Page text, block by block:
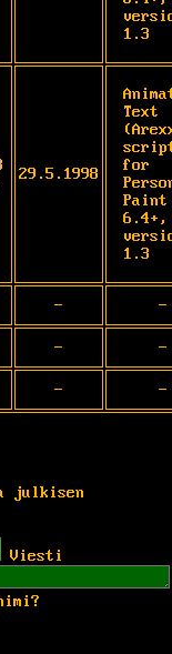
1.3
29.5.1998
Text
for
Paint
6.4+,
1.3
-
-
-
-
- -
julkisen
Viesti